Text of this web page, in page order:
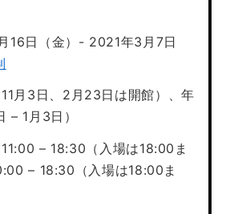
日（金）- 2021年3月7日
月3日、2月23日は開館）、年
– 1月3日）
– 18:30（入場は18:00ま
– 18:30（入場は18:00ま